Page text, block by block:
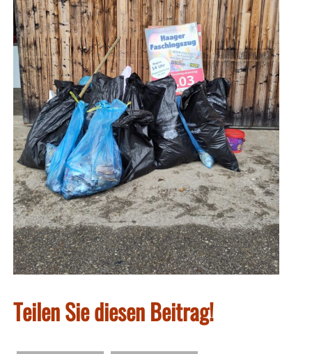
Teilen Sie diesen Beitrag!